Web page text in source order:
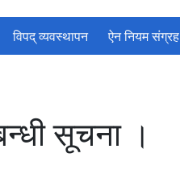
विपद् व्यवस्थापन ऐन नियम संग्रह
सूचना ।